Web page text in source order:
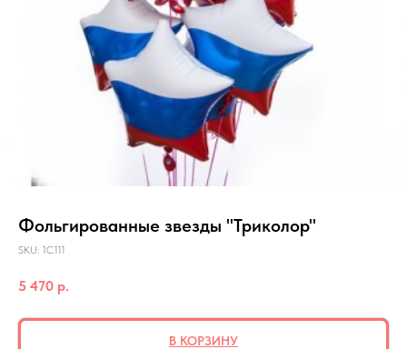
Фольгированные звезды "Триколор"
SKU: 1C111
5 470 р.
В КОРЗИНУ